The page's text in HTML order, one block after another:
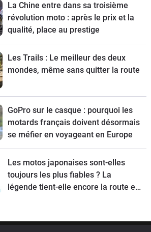
La Chine entre dans sa troisième
révolution moto : après le prix et la
qualité, place au prestige
Les Trails : Le meilleur des deux
mondes, même sans quitter la route
GoPro sur le casque : pourquoi les
motards français doivent désormais
se méfier en voyageant en Europe
Les motos japonaises sont-elles
toujours les plus fiables ? La
légende tient-elle encore la route en